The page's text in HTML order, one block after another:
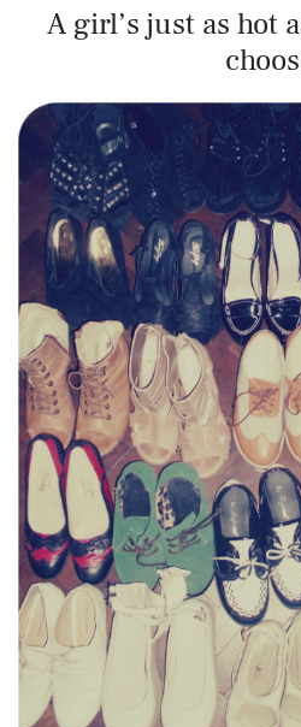
A girl’s just as hot